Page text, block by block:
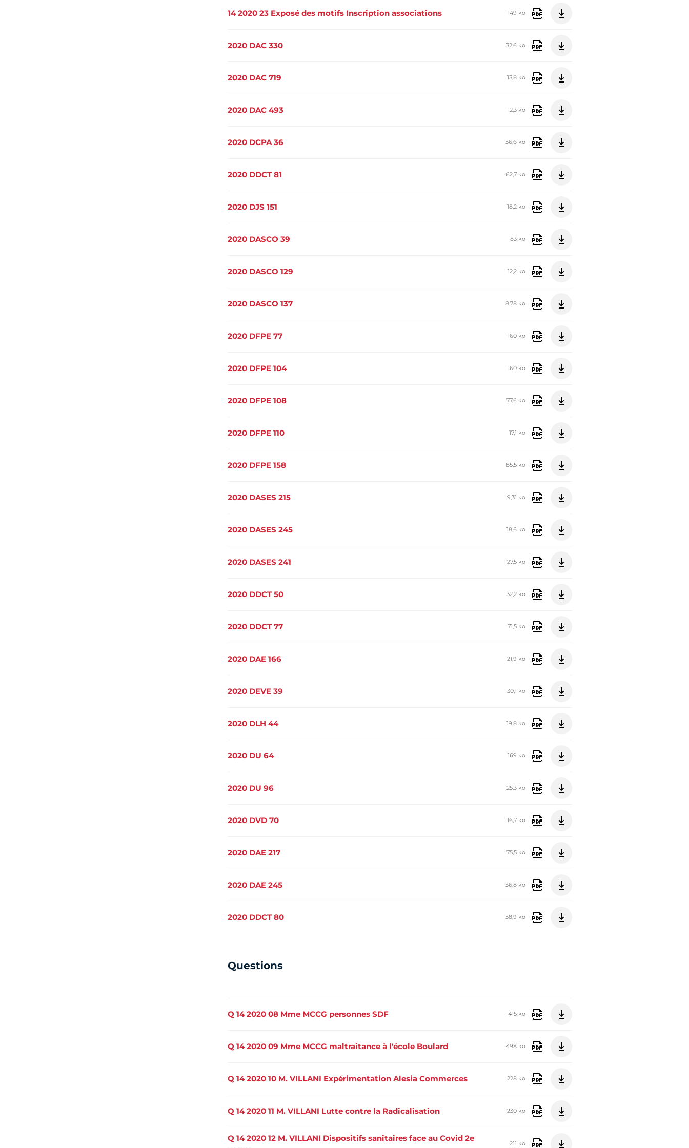
14 2020 23 Exposé des motifs Inscription associations 149 ko
2020 DAC 330 32,6 ko
2020 DAC 719 13,8 ko
2020 DAC 493 12,3 ko
2020 DCPA 36 36,6 ko
2020 DDCT 81 62,7 ko
2020 DJS 151 18,2 ko
2020 DASCO 39 83 ko
2020 DASCO 129 12,2 ko
2020 DASCO 137 8,78 ko
2020 DFPE 77 160 ko
2020 DFPE 104 160 ko
2020 DFPE 108 77,6 ko
2020 DFPE 110 17,1 ko
2020 DFPE 158 85,5 ko
2020 DASES 215 9,31 ko
2020 DASES 245 18,6 ko
2020 DASES 241 27,5 ko
2020 DDCT 50 32,2 ko
2020 DDCT 77 71,5 ko
2020 DAE 166 21,9 ko
2020 DEVE 39 30,1 ko
2020 DLH 44 19,8 ko
2020 DU 64 169 ko
2020 DU 96 25,3 ko
2020 DVD 70 16,7 ko
2020 DAE 217 75,5 ko
2020 DAE 245 36,8 ko
2020 DDCT 80 38,9 ko
Questions
Q 14 2020 08 Mme MCCG personnes SDF 415 ko
Q 14 2020 09 Mme MCCG maltraitance à l'école Boulard 498 ko
Q 14 2020 10 M. VILLANI Expérimentation Alesia Commerces 228 ko
Q 14 2020 11 M. VILLANI Lutte contre la Radicalisation 230 ko
Q 14 2020 12 M. VILLANI Dispositifs sanitaires face au Covid 2e
211 ko